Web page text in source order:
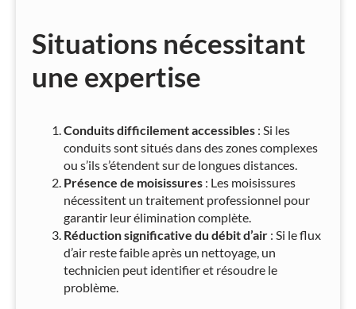
Situations nécessitant
une expertise
Conduits difficilement accessibles : Si les
conduits sont situés dans des zones complexes
ou s’ils s’étendent sur de longues distances.
Présence de moisissures : Les moisissures
nécessitent un traitement professionnel pour
garantir leur élimination complète.
Réduction significative du débit d’air : Si le flux
d’air reste faible après un nettoyage, un
technicien peut identifier et résoudre le
problème.